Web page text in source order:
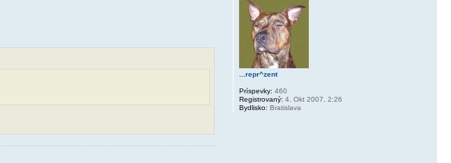
...repr^zent
Príspevky: 460
Registrovaný: 4. Okt 2007, 2:26
Bydlisko: Bratislava